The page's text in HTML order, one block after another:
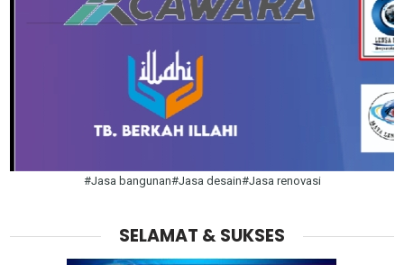
#Jasa bangunan#Jasa desain#Jasa renovasi
SELAMAT & SUKSES